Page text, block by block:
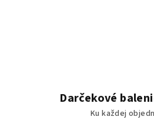
Darčekové
Ku každej